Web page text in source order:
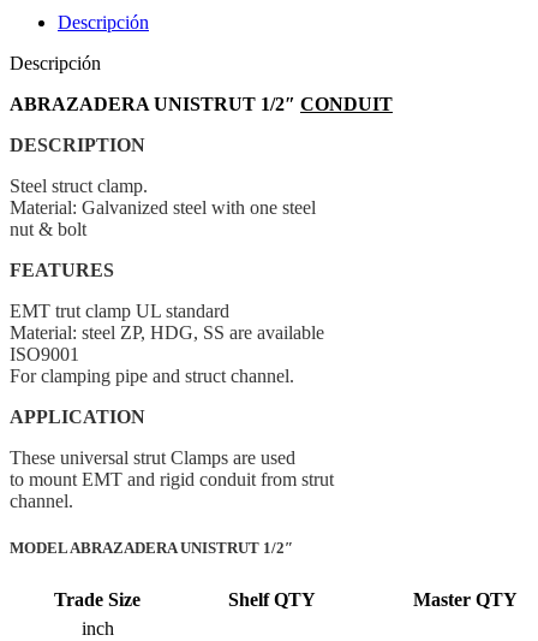
Descripción
Descripción
ABRAZADERA UNISTRUT 1/2″ CONDUIT
DESCRIPTION
Steel struct clamp.
Material: Galvanized steel with one steel
nut & bolt
FEATURES
EMT trut clamp UL standard
Material: steel ZP, HDG, SS are available
ISO9001
For clamping pipe and struct channel.
APPLICATION
These universal strut Clamps are used
to mount EMT and rigid conduit from strut
channel.
MODEL ABRAZADERA UNISTRUT 1/2″
Trade Size Shelf QTY
Master QTY
inch